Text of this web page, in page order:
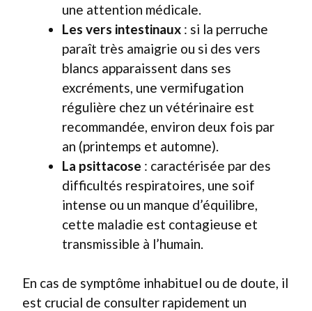
une attention médicale.
Les vers intestinaux : si la perruche
paraît très amaigrie ou si des vers
blancs apparaissent dans ses
excréments, une vermifugation
régulière chez un vétérinaire est
recommandée, environ deux fois par
an (printemps et automne).
La psittacose : caractérisée par des
difficultés respiratoires, une soif
intense ou un manque d’équilibre,
cette maladie est contagieuse et
transmissible à l’humain.
En cas de symptôme inhabituel ou de doute, il
est crucial de consulter rapidement un